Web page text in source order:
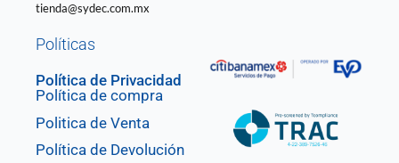
tienda@sydec.com.mx
Políticas
Política de Privacidad
Política de compra
Politica de Venta
Política de Devolución